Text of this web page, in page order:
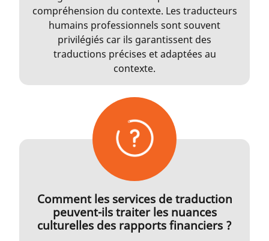
compréhension du contexte. Les traducteurs
humains professionnels sont souvent
privilégiés car ils garantissent des
traductions précises et adaptées au
contexte.
Comment les services de traduction
peuvent-ils traiter les nuances
culturelles des rapports financiers ?